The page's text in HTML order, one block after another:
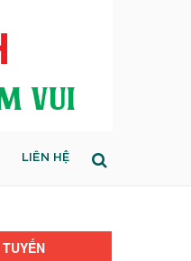
LIÊN HỆ